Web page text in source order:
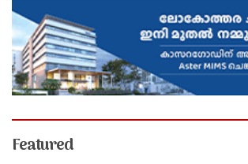
Featured